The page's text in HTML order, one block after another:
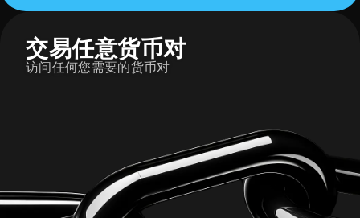
交易任意货币对
访问任何您需要的货币对